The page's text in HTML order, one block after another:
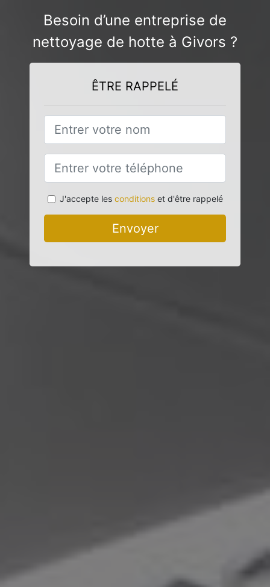
Besoin d’une entreprise de
nettoyage de hotte à Givors ?
ÊTRE RAPPELÉ
J'accepte les conditionset d'être rappelé
Envoyer